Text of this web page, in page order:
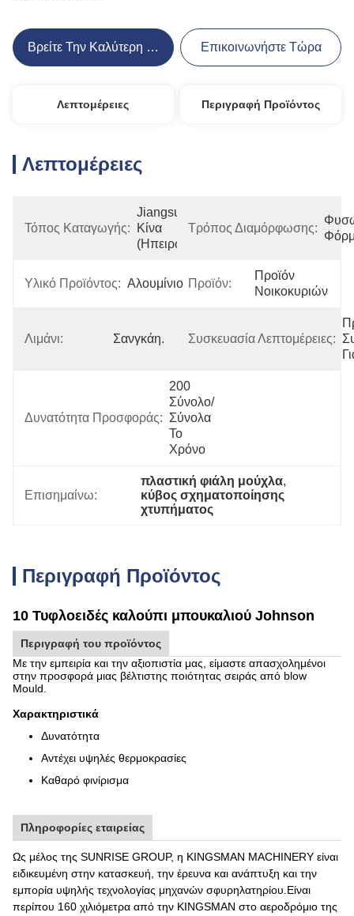
Βρείτε Την Καλύτερη Τιμή Επικοινωνήστε Τώρα
Λεπτομέρειες Περιγραφή Προϊόντος
Λεπτομέρειες
Τόπος Καταγωγής:
Jiangsu,
Κίνα
(Ηπειρωτική)
Τρόπος Διαμόρφωσης:
Υλικό Προϊόντος: Αλουμίνιο Προϊόν:
Προϊόν
Νοικοκυριών
Λιμάνι: Σανγκάη. Συσκευασία Λεπτομέρειες:
Δυνατότητα Προσφοράς:
200
Σύνολο/
Σύνολα
Το
Χρόνο
Επισημαίνω:
πλαστική φιάλη μούχλα,
κύβος σχηματοποίησης
χτυπήματος
Περιγραφή Προϊόντος
10 Τυφλοειδές καλούπι μπουκαλιού Johnson
Περιγραφή του προϊόντος
Με την εμπειρία και την αξιοπιστία μας, είμαστε απασχολημένοι
στην προσφορά μιας βέλτιστης ποιότητας σειράς από blow
Mould.
Χαρακτηριστικά
Δυνατότητα
Αντέχει υψηλές θερμοκρασίες
Καθαρό φινίρισμα
Πληροφορίες εταιρείας
Ως μέλος της SUNRISE GROUP, η KINGSMAN MACHINERY είναι
ειδικευμένη στην κατασκευή, την έρευνα και ανάπτυξη και την
εμπορία υψηλής τεχνολογίας μηχανών σφυρηλατηρίου.Είναι
περίπου 160 χιλιόμετρα από την KINGSMAN στο αεροδρόμιο της